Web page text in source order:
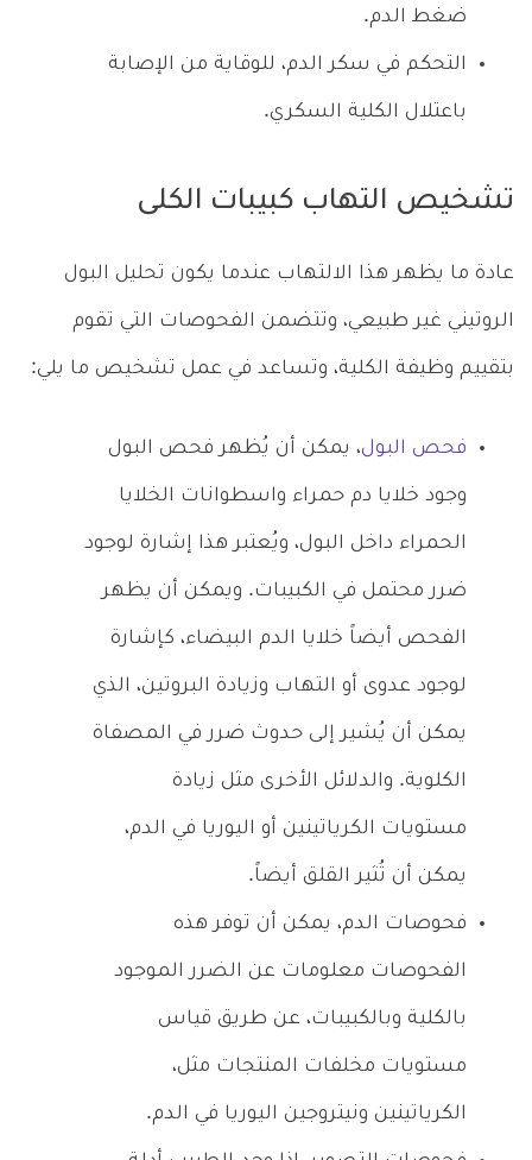
ضغط الدم.
التحكم في سكر الدم، للوقاية من الإصابة
باعتلال الكلية السكري.
تشخيص التهاب كبيبات الكلى
عادة ما يظهر هذا الالتهاب عندما يكون تحليل البول
الروتيني غير طبيعي، وتتضمن الفحوصات التي تقوم
بتقييم وظيفة الكلية، وتساعد في عمل تشخيص ما يلي:
فحص البول، يمكن أن يُظهر فحص البول
وجود خلايا دم حمراء واسطوانات الخلايا
الحمراء داخل البول، ويُعتبر هذا إشارة لوجود
ضرر محتمل في الكبيبات. ويمكن أن يظهر
الفحص أيضاً خلايا الدم البيضاء، كإشارة
لوجود عدوى أو التهاب وزيادة البروتين، الذي
يمكن أن يُشير إلى حدوث ضرر في المصفاة
الكلوية. والدلائل الأخرى مثل زيادة
مستويات الكرياتينين أو اليوريا في الدم،
يمكن أن تُثير القلق أيضاً.
فحوصات الدم، يمكن أن توفر هذه
الفحوصات معلومات عن الضرر الموجود
بالكلية وبالكبيبات، عن طريق قياس
مستويات مخلفات المنتجات مثل،
الكرياتينين ونيتروجين اليوريا في الدم.